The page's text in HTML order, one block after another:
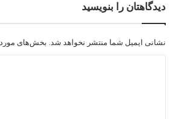
دیدگاهتان را بنویسید
نشانی ایمیل شما منتشر نخواهد شد. بخش‌های